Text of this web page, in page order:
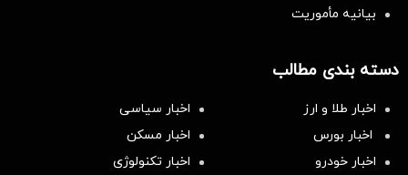
بیانیه مأموریت
دسته بندی مطالب
اخبار طلا و ارز
اخبار سیاسی
اخبار بورس
اخبار مسکن
اخبار خودرو
اخبار تکنولوژی